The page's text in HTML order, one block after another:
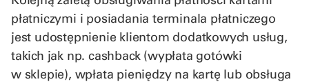
płatniczymi i posiadania terminala płatniczego
jest udostępnienie klientom dodatkowych usług,
takich jak np. cashback (wypłata gotówki
w sklepie), wpłata pieniędzy na kartę lub obsługa